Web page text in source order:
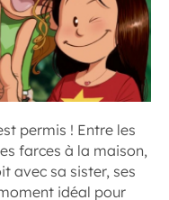
permis ! Entre les
farces à la maison,
avec sa sister, ses
idéal pour